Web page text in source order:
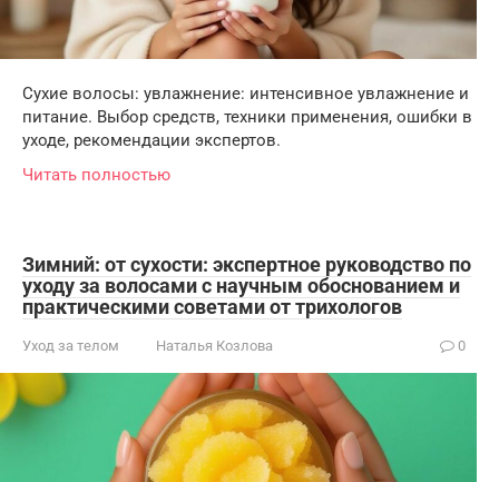
Сухие волосы: увлажнение: интенсивное увлажнение и
питание. Выбор средств, техники применения, ошибки в
уходе, рекомендации экспертов.
Читать полностью
Зимний: от сухости: экспертное руководство по
уходу за волосами с научным обоснованием и
практическими советами от трихологов
Уход за телом Наталья Козлова 0